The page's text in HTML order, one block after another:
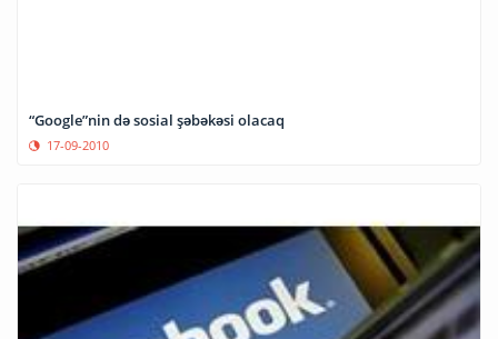
“Google”nin də sosial şəbəkəsi olacaq
17-09-2010